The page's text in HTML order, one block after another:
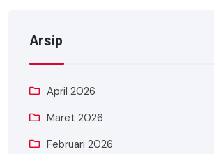
Arsip
April 2026
Maret 2026
Februari 2026